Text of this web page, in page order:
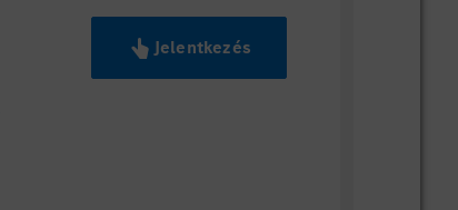
Jelentkezés